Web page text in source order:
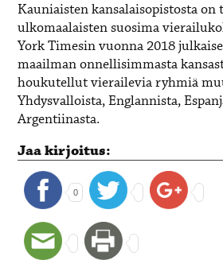
Kauniaisten kansalaisopistosta
ulkomaalaisten suosima
York Timesin vuonna 2018
maailman onnellisimmasta
houkutellut vierailevia ryhmiä
Yhdysvalloista, Englannista,
Argentiinasta.
Jaa kirjoitus:
0